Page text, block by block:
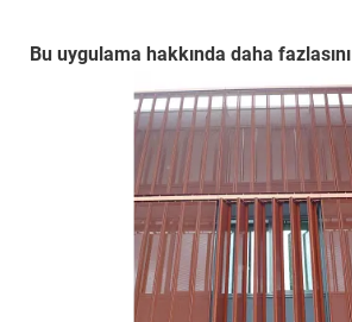
Bu uygulama hakkında daha fazlasını